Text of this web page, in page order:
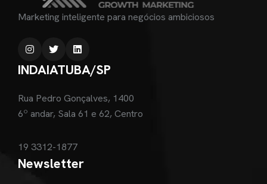
Marketing inteligente para negócios ambiciosos
INDAIATUBA/SP
Rua Pedro Gonçalves, 1400
6º andar, Sala 61 e 62, Centro
19 3312-1877
Newsletter